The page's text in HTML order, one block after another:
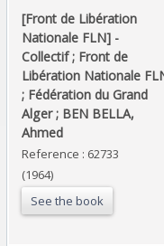
‎[Front de Libération
Nationale FLN] - ‎
‎Collectif ; Front de
Libération Nationale
; Fédération du Grand
Alger ; BEN BELLA,
Ahmed‎
Reference : 62733
(1964)
See the book